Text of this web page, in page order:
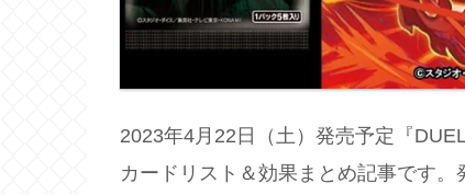
2023年4月22日（土）発売予定『
カードリスト＆効果まとめ記事です